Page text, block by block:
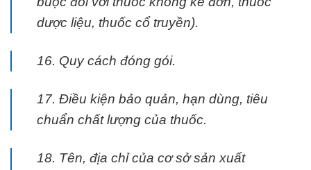
dược liệu, thuốc cổ truyền).
16. Quy cách đóng gói.
17. Điều kiện bảo quản, hạn dùng, tiêu
chuẩn chất lượng của thuốc.
18. Tên, địa chỉ của cơ sở sản xuất